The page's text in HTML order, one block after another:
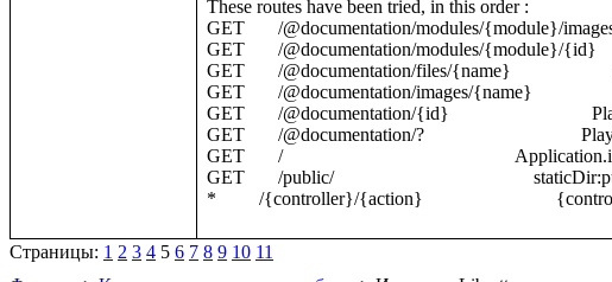
These routes have been tried, in this order :
GET       /@documentation/modules/{module}/
GET       /@documentation/modules/{module}/{id}
GET       /@documentation/files/{name}
GET       /@documentation/images/{name}
GET       /@documentation/{id}
GET       /@documentation/?
GET       /
GET       /public/
Страницы: 1 2 3 4 5 6 7 8 9 10 11